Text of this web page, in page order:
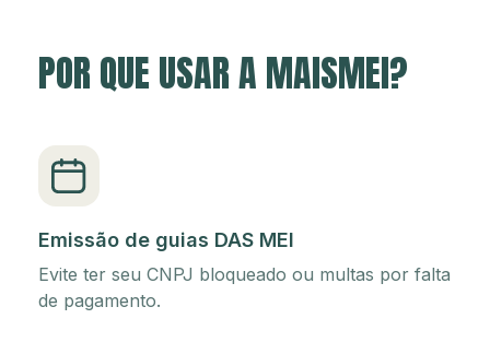
POR QUE USAR A MAISMEI?
Emissão de guias DAS MEI
Evite ter seu CNPJ bloqueado ou multas por falta
de pagamento.